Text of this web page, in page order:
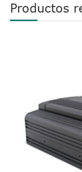
Productos